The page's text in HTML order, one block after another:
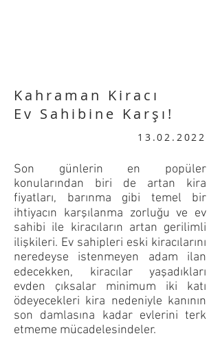
Kahraman Kiracı
Ev Sahibine Karşı!
13.02.2022
Son günlerin en popüler
konularından biri de artan kira
fiyatları, barınma gibi temel bir
ihtiyacın karşılanma zorluğu ve ev
sahibi ile kiracıların artan gerilimli
ilişkileri. Ev sahipleri eski kiracılarını
neredeyse istenmeyen adam ilan
edecekken, kiracılar yaşadıkları
evden çıksalar minimum iki katı
ödeyecekleri kira nedeniyle kanının
son damlasına kadar evlerini terk
etmeme mücadelesindeler.